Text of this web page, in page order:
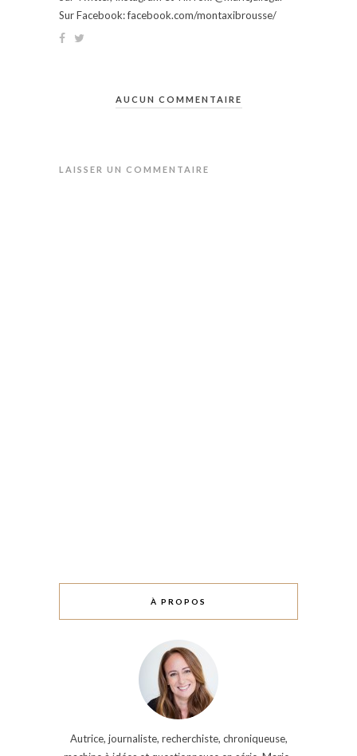
Sur Facebook: facebook.com/montaxibrousse/
AUCUN COMMENTAIRE
LAISSER UN COMMENTAIRE
À PROPOS
Autrice, journaliste, recherchiste, chroniqueuse,